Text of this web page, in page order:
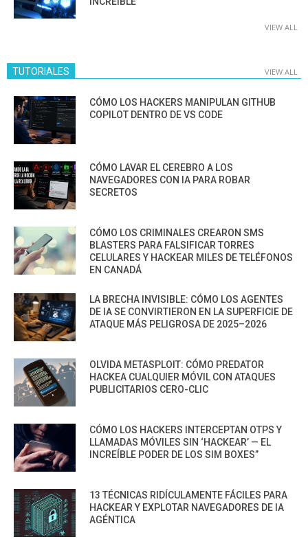
VIEW ALL
TUTORIALES VIEW ALL
CÓMO LOS HACKERS MANIPULAN GITHUB
COPILOT DENTRO DE VS CODE
CÓMO LAVAR EL CEREBRO A LOS
NAVEGADORES CON IA PARA ROBAR
SECRETOS
CÓMO LOS CRIMINALES CREARON SMS
BLASTERS PARA FALSIFICAR TORRES
CELULARES Y HACKEAR MILES DE TELÉFONOS
EN CANADÁ
LA BRECHA INVISIBLE: CÓMO LOS AGENTES
DE IA SE CONVIRTIERON EN LA SUPERFICIE DE
ATAQUE MÁS PELIGROSA DE 2025–2026
OLVIDA METASPLOIT: CÓMO PREDATOR
HACKEA CUALQUIER MÓVIL CON ATAQUES
PUBLICITARIOS CERO-CLIC
CÓMO LOS HACKERS INTERCEPTAN OTPS Y
LLAMADAS MÓVILES SIN ‘HACKEAR’ — EL
INCREÍBLE PODER DE LOS SIM BOXES”
13 TÉCNICAS RIDÍCULAMENTE FÁCILES PARA
HACKEAR Y EXPLOTAR NAVEGADORES DE IA
AGÉNTICA